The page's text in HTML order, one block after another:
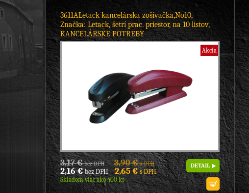
3611ALetack kancelárska zošívačka,No10,
Značka: Letack, šetrí prac. priestor, na 10 listov,
KANCELÁRSKE POTREBY
Akcia
3,17 €bez DPH 3,90 €s DPH
2,16 €bez DPH 2,65 €s DPH
Skladom viac ako 400 ks
DETAIL